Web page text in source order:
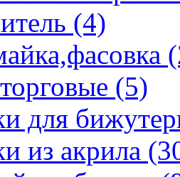
(4)
(5)
для
из акрила